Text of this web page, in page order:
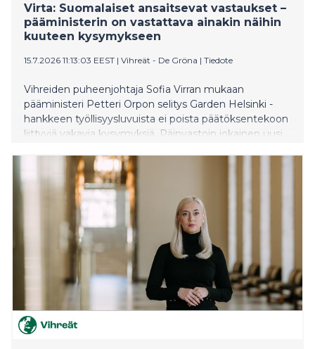
Virta: Suomalaiset ansaitsevat vastaukset –
pääministerin on vastattava ainakin näihin
kuuteen kysymykseen
15.7.2026 11:13:03 EEST | Vihreät - De Gröna | Tiedote
Vihreiden puheenjohtaja Sofia Virran mukaan
pääministeri Petteri Orpon selitys Garden Helsinki -
hankkeen työllisyysluvuista ei poista päätöksentekoon
liittyviä vakavia kysymyksiä. Päinvastoin jokainen uusi
kysymyksiä kuin antavan vastauksia.